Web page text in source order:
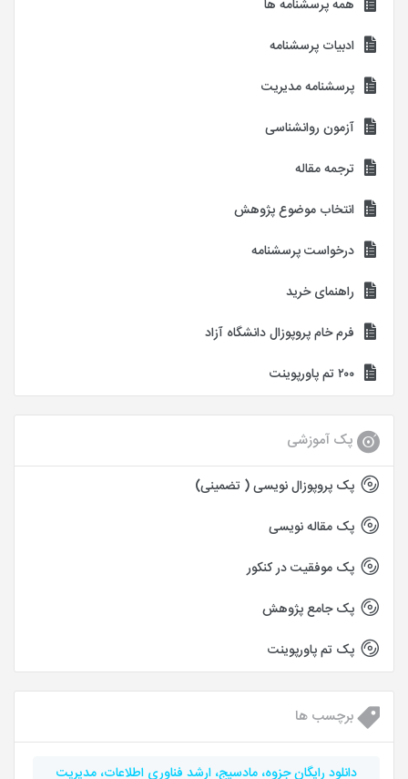
همه پرسشنامه ها
ادبیات پرسشنامه
پرسشنامه مدیریت
آزمون روانشناسی
ترجمه مقاله
انتخاب موضوع پژوهش
درخواست پرسشنامه
راهنمای خرید
فرم خام پروپوزال دانشگاه آزاد
۲۰۰ تم پاورپوینت
پک آموزشی
پک پروپوزال نویسی ( تضمینی)
پک مقاله نویسی
پک موفقیت در کنکور
پک جامع پژوهش
پک تم پاورپوینت
برچسب ها
دانلود رایگان جزوه، مادسیج، ارشد فناوری اطلاعات، مدیریت